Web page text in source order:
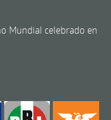
Mundial celebrado en